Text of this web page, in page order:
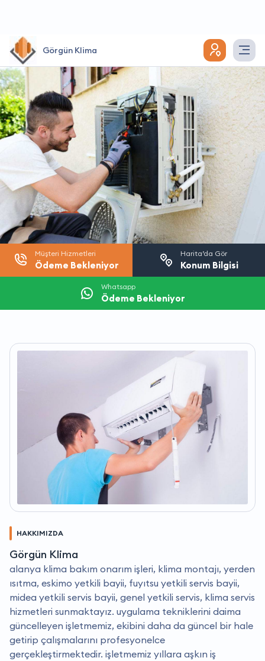
Görgün Klima
Müşteri Hizmetleri
Ödeme Bekleniyor
Harita’da Gör
Konum Bilgisi
Whatsapp
Ödeme Bekleniyor
HAKKIMIZDA
Görgün Klima
alanya klima bakım onarım işleri, klima montajı, yerden
ısıtma, eskimo yetkili bayii, fuyıtsu yetkili servis bayii,
midea yetkili servis bayii, genel yetkili servis, klima servis
hizmetleri sunmaktayız. uygulama tekniklerini daima
güncelleyen işletmemiz, ekibini daha da güncel bir hale
getirip çalışmalarını profesyonelce
gerçekleştirmektedir. i̇şletmemiz yıllara aşkın iş